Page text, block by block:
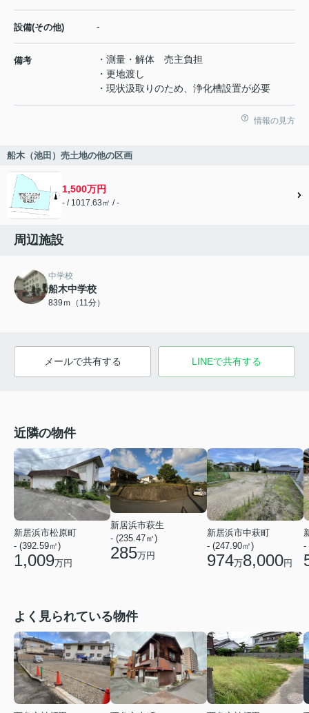
設備(その他) -
備考
・測量・解体 売主負担
・更地渡し
・現状汲取りのため、浄化槽設置が必要
情報の見方
船木（池田）売土地の他の区画
1,500万円
- / 1017.63㎡ / -
周辺施設
中学校
船木中学校
839ｍ（11分）
メールで共有する LINEで共有する
近隣の物件
新居浜市松原町
- (392.59㎡)
1,009万円
新居浜市萩生
- (235.47㎡)
285万円
新居浜市中萩町
- (247.90㎡)
974万8,000円
-
よく見られている物件